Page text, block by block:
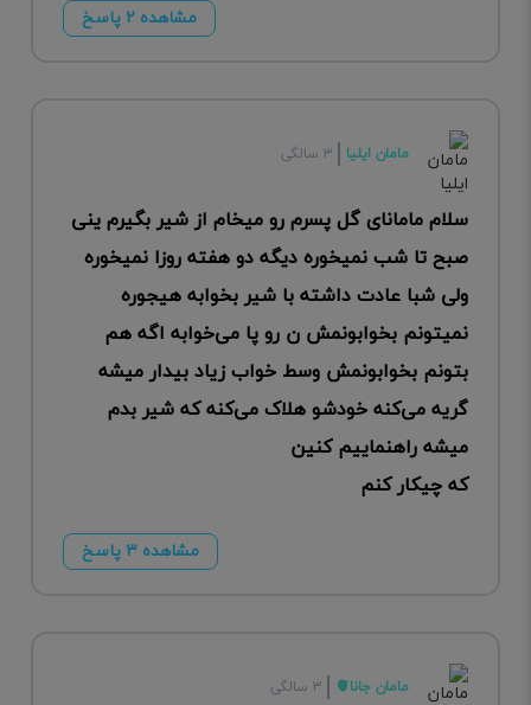
مشاهده ۲ پاسخ
مامان ایلیا ۳ سالگی
سلام مامانای گل پسرم رو میخام از شیر بگیرم ینی
صبح تا شب نمیخوره دیگه دو هفته روزا نمیخوره
ولی شبا عادت داشته با شیر بخوابه هیجوره
نمیتونم بخوابونمش ن رو پا می‌خوابه اگه هم
بتونم بخوابونمش وسط خواب زیاد بیدار میشه
گریه می‌کنه خودشو هلاک می‌کنه که شیر بدم
میشه راهنماییم کنین
که چیکار کنم
مشاهده ۳ پاسخ
مامان جانا🫀 ۳ سالگی